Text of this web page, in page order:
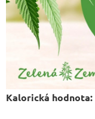
Kalorická hodnota: